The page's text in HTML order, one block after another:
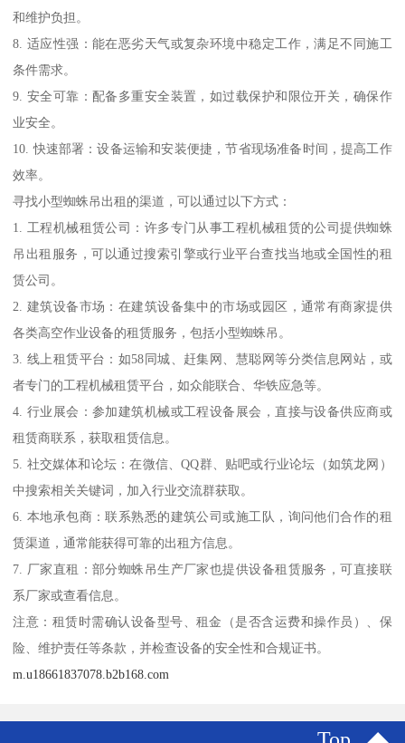
和维护负担。
8. 适应性强：能在恶劣天气或复杂环境中稳定工作，满足不同施工
条件需求。
9. 安全可靠：配备多重安全装置，如过载保护和限位开关，确保作
业安全。
10. 快速部署：设备运输和安装便捷，节省现场准备时间，提高工作
效率。
寻找小型蜘蛛吊出租的渠道，可以通过以下方式：
1. 工程机械租赁公司：许多专门从事工程机械租赁的公司提供蜘蛛
吊出租服务，可以通过搜索引擎或行业平台查找当地或全国性的租
赁公司。
2. 建筑设备市场：在建筑设备集中的市场或园区，通常有商家提供
各类高空作业设备的租赁服务，包括小型蜘蛛吊。
3. 线上租赁平台：如58同城、赶集网、慧聪网等分类信息网站，或
者专门的工程机械租赁平台，如众能联合、华铁应急等。
4. 行业展会：参加建筑机械或工程设备展会，直接与设备供应商或
租赁商联系，获取租赁信息。
5. 社交媒体和论坛：在微信、QQ群、贴吧或行业论坛（如筑龙网）
中搜索相关关键词，加入行业交流群获取。
6. 本地承包商：联系熟悉的建筑公司或施工队，询问他们合作的租
赁渠道，通常能获得可靠的出租方信息。
7. 厂家直租：部分蜘蛛吊生产厂家也提供设备租赁服务，可直接联
系厂家或查看信息。
注意：租赁时需确认设备型号、租金（是否含运费和操作员）、保
险、维护责任等条款，并检查设备的安全性和合规证书。
m.u18661837078.b2b168.com